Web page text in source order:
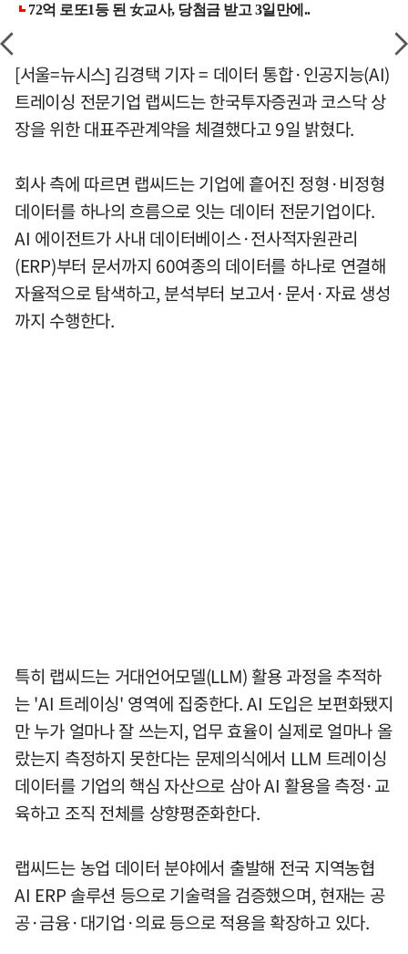
[서울=뉴시스] 김경택 기자 = 데이터 통합·인공지능(AI)
트레이싱 전문기업 랩씨드는 한국투자증권과 코스닥 상
장을 위한 대표주관계약을 체결했다고 9일 밝혔다.
회사 측에 따르면 랩씨드는 기업에 흩어진 정형·비정형
데이터를 하나의 흐름으로 잇는 데이터 전문기업이다.
AI 에이전트가 사내 데이터베이스·전사적자원관리
(ERP)부터 문서까지 60여종의 데이터를 하나로 연결해
자율적으로 탐색하고, 분석부터 보고서·문서·자료 생성
까지 수행한다.
특히 랩씨드는 거대언어모델(LLM) 활용 과정을 추적하
는 'AI 트레이싱' 영역에 집중한다. AI 도입은 보편화됐지
만 누가 얼마나 잘 쓰는지, 업무 효율이 실제로 얼마나 올
랐는지 측정하지 못한다는 문제의식에서 LLM 트레이싱
데이터를 기업의 핵심 자산으로 삼아 AI 활용을 측정·교
육하고 조직 전체를 상향평준화한다.
랩씨드는 농업 데이터 분야에서 출발해 전국 지역농협
AI ERP 솔루션 등으로 기술력을 검증했으며, 현재는 공
공·금융·대기업·의료 등으로 적용을 확장하고 있다.